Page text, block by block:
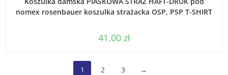
nomex rosenbauer koszulka strażacka OSP, PSP T-SHIRT
41,00 zł
1 2 3 →